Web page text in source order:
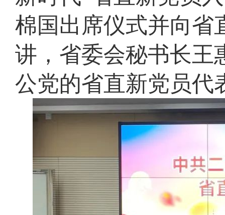
棉国出席仪式并向省
讲，省委会秘书长王
公党的省直新党员代